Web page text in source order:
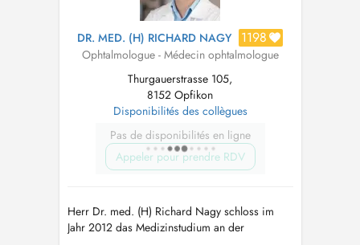
DR. MED. (H) RICHARD NAGY 1198
Ophtalmologue - Médecin ophtalmologue
Thurgauerstrasse 105,
8152 Opfikon
Disponibilités des collègues
Pas de disponibilités en ligne
Appeler pour prendre RDV
Herr Dr. med. (H) Richard Nagy schloss im
Jahr 2012 das Medizinstudium an der